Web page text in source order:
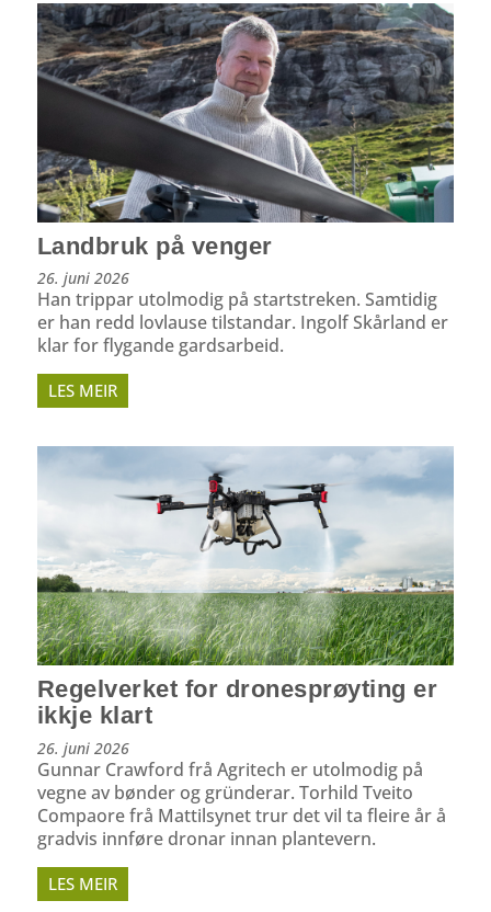
Landbruk på venger
26. juni 2026
Han trippar utolmodig på startstreken. Samtidig
er han redd lovlause tilstandar. Ingolf Skårland er
klar for flygande gardsarbeid.
LES MEIR
Regelverket for dronesprøyting er
ikkje klart
26. juni 2026
Gunnar Crawford frå Agritech er utolmodig på
vegne av bønder og gründerar. Torhild Tveito
Compaore frå Mattilsynet trur det vil ta fleire år å
gradvis innføre dronar innan plantevern.
LES MEIR